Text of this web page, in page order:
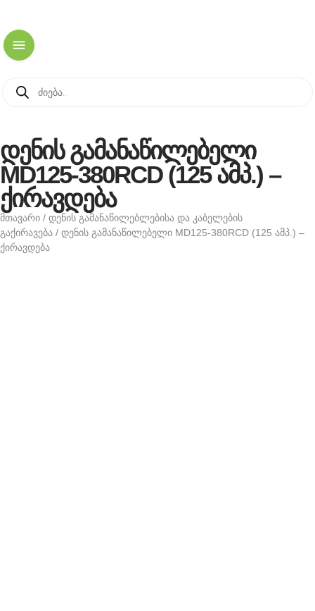
დენის გამანაწილებელი
MD125-380RCD (125 ამპ.) –
ქირავდება
მთავარი / დენის გამანაწილებლებისა და კაბელების
გაქირავება / დენის გამანაწილებელი MD125-380RCD (125 ამპ.) –
ქირავდება